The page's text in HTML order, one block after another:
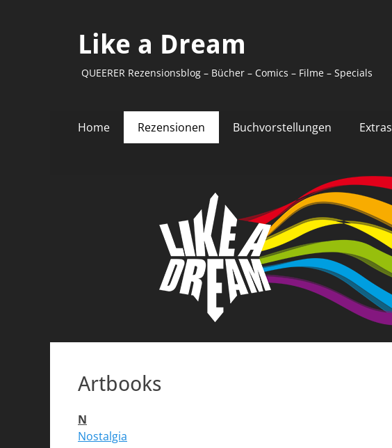
Like a Dream
QUEERER Rezensionsblog – Bücher – Comics – Filme – Specials
Primäres
Inhalt
Home Rezensionen Buchvorstellungen Extras
Artbooks
N
Nostalgia